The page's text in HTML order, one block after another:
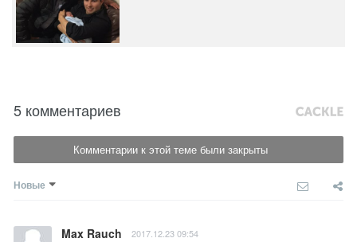
5 комментариев
Комментарии к этой теме были закрыты
Новые
Max Rauch 2017.12.23 09:54